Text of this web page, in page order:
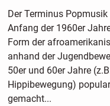
Der Terminus
Anfang der 1960er
Form der
anhand der
50er und 60er Jahre
Hippibewegung)
gemacht...